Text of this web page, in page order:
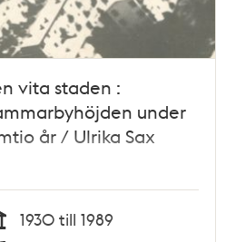
vita staden :
under
år / Ulrika Sax
1930 till 1989